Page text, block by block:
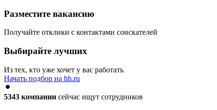
Разместите вакансию
Получайте отклики с контактами соискателей
Выбирайте лучших
Из тех, кто уже хочет у вас работать
Начать подбор на hh.ru
5343 компании сейчас ищут сотрудников